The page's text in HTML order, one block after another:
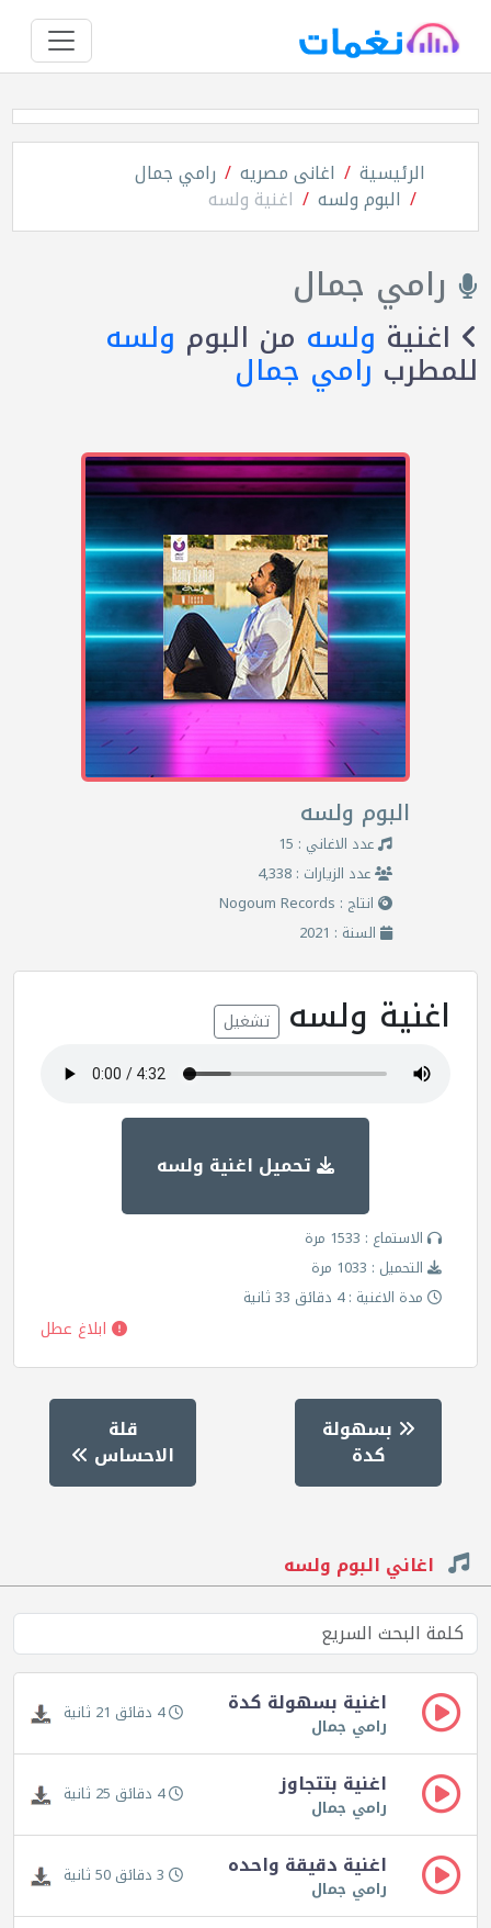
الرئيسية اغانى مصريه رامي جمال
البوم ولسه اغنية ولسه
رامي جمال
اغنية ولسه من البوم ولسه
للمطرب رامي جمال
البوم ولسه
عدد الاغاني : 15
عدد الزيارات : 4,338
انتاج : Nogoum Records
السنة : 2021
اغنية ولسه تشغيل
تحميل اغنية ولسه
الاستماع : 1533 مرة
التحميل : 1033 مرة
مدة الاغنية : 4 دقائق 33 ثانية
ابلاغ عطل
بسهولة
كدة
قلة
الاحساس
اغاني البوم ولسه
اغنية بسهولة كدة
رامي جمال 4 دقائق 21 ثانية
اغنية بتتجاوز
رامي جمال 4 دقائق 25 ثانية
اغنية دقيقة واحده
رامي جمال 3 دقائق 50 ثانية